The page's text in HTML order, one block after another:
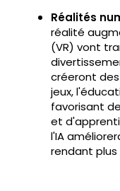
Réalités
réalité
(VR) vont
créeront
jeux,
favorisant
et
l'IA
rendant